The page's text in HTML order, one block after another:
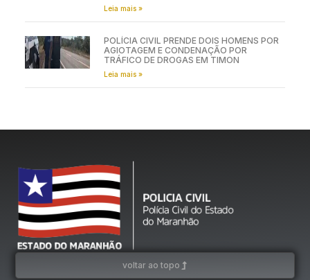
Leia mais »
POLÍCIA CIVIL PRENDE DOIS HOMENS POR
AGIOTAGEM E CONDENAÇÃO POR
TRÁFICO DE DROGAS EM TIMON
Leia mais »
voltar ao topo